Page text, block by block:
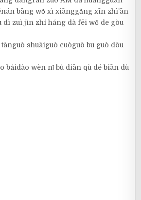
bāng wǒ xì xiānggǎng xīn zhì’ān
dì zuì jìn zhí háng dà fēi wǒ de gòu
shuāiguò cuòguò bu guò dōu
báidào wèn nǐ bù diān qù dé biān dù